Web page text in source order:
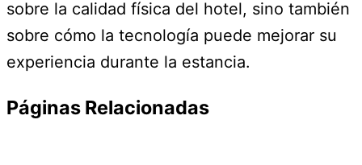
sobre la calidad física del hotel, sino también
sobre cómo la tecnología puede mejorar su
experiencia durante la estancia.
Páginas Relacionadas